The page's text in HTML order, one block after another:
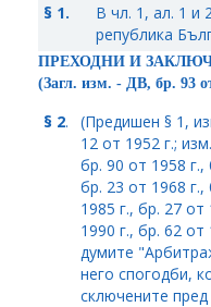
§ 1.
В чл. 1, ал. 1 и
република
ПРЕХОДНИ И
(Загл. изм. - ДВ, бр. 93
§ 2.
(Предишен § 1,
12 от 1952 г.;
бр. 90 от 1958
бр. 23 от 1968
1985 г., бр. 27
1990 г., бр. 62
думите
него спогодби,
сключените